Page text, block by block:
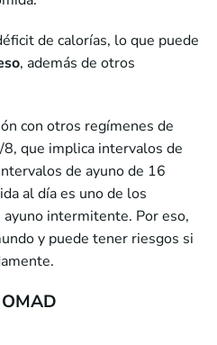
de calorías, lo que puede
, además de otros
con otros regímenes de
que implica intervalos de
de ayuno de 16
al día es uno de los
intermitente. Por eso,
y puede tener riesgos si